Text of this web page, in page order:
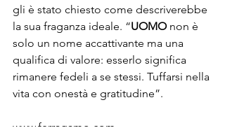
gli è stato chiesto come descriverebbe
la sua fraganza ideale. “UOMO non è
solo un nome accattivante ma una
qualifica di valore: esserlo significa
rimanere fedeli a se stessi. Tuffarsi nella
vita con onestà e gratitudine”.
www.ferragamo.com